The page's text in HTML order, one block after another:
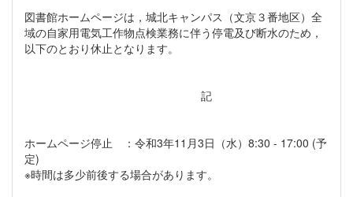
図書館ホームページは，城北キャンパス（文京３番地区）全
域の自家用電気工作物点検業務に伴う停電及び断水のため，
以下のとおり休止となります。
記
ホームページ停止 ：令和3年11月3日（水）8:30 - 17:00 (予
定)
※時間は多少前後する場合があります。